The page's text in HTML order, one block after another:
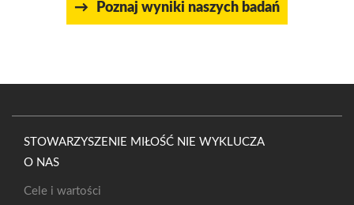
Poznaj wyniki naszych badań
STOWARZYSZENIE MIŁOŚĆ NIE WYKLUCZA
O NAS
Cele i wartości